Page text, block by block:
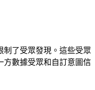
制了受眾發現。這些受眾
方數據受眾和自訂意圖信